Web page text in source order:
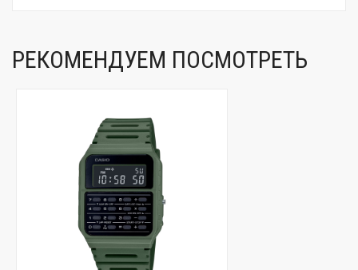
РЕКОМЕНДУЕМ ПОСМОТРЕТЬ